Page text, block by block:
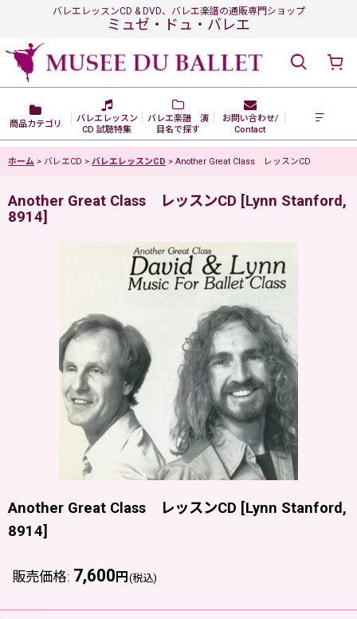
バレエレッスンCD & DVD、バレエ楽譜の通販専門ショップ
ミュゼ・ドュ・バレエ
商品カテゴリ
バレエレッスン
CD 試聴特集
バレエ楽譜 演
目名で探す
お問い合わせ/
Contact
ホーム > バレエCD > バレエレッスンCD > Another Great Class レッスンCD
Another Great Class レッスンCD [Lynn Stanford,
8914]
Another Great Class レッスンCD [Lynn Stanford,
8914]
販売価格: 7,600 円 (税込)